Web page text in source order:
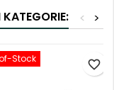
KATEGORIE: >
<
Stock favorite_border